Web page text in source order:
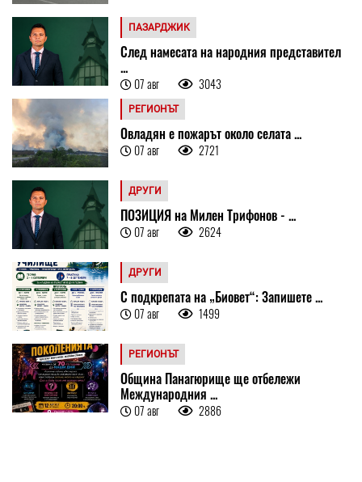
ПАЗАРДЖИК
След намесата на народния представител
...
07 авг 3043
РЕГИОНЪТ
Овладян е пожарът около селата ...
07 авг 2721
ДРУГИ
ПОЗИЦИЯ на Милен Трифонов - ...
07 авг 2624
ДРУГИ
С подкрепата на „Биовет“: Запишете ...
07 авг 1499
РЕГИОНЪТ
Община Панагюрище ще отбележи
Международния ...
07 авг 2886